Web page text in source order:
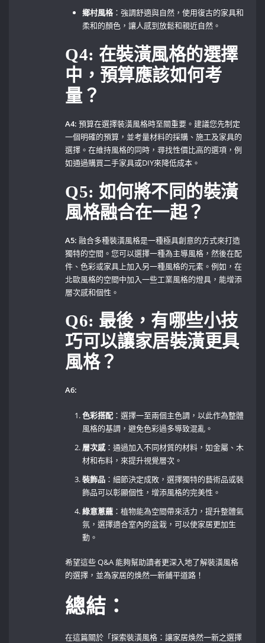
鄉村風格 ：強調舒適與自然，使用復古的家具和
柔和的顏色，讓人感到放鬆和親近自然。
Q4: 在裝潢風格的選擇
中，預算應該如何考
量？
A4: 預算在選擇裝潢風格時至關重要。建議您先制定
一個明確的預算，並考量材料的採購、施工及家具的
選擇。在維持風格的同時，尋找性價比高的選項，例
如通過購買二手家具或DIY來降低成本。
Q5: 如何將不同的裝潢
風格融合在一起？
A5: 融合多種裝潢風格是一種極具創意的方式來打造
獨特的空間。您可以選擇一種為主導風格，然後在配
件、色彩或家具上加入另一種風格的元素。例如，在
北歐風格的空間中加入一些工業風格的燈具，能增添
層次感和個性。
Q6: 最後，有哪些小技
巧可以讓家居裝潢更具
風格？
A6:
色彩搭配 ：選擇一至兩個主色調，以此作為整體
風格的基調，避免色彩過多導致混亂。
層次感：通過加入不同材質的材料，如金屬、木
材和布料，來提升視覺層次。
裝飾品 ：細節決定成敗，選擇獨特的藝術品或裝
飾品可以彰顯個性，增添風格的完美性。
綠意蔥蘢 ：植物能為空間帶來活力，提升整體氣
氛，選擇適合室內的盆栽，可以使家居更加生
動。
希望這些 ‌Q&A 能夠幫助讀者更深入地了解裝潢風格
的選擇，並為家居的焕然一新鋪平道路！
總結：
在這篇關於「探索裝潢風格：讓家居焕然一新之選擇